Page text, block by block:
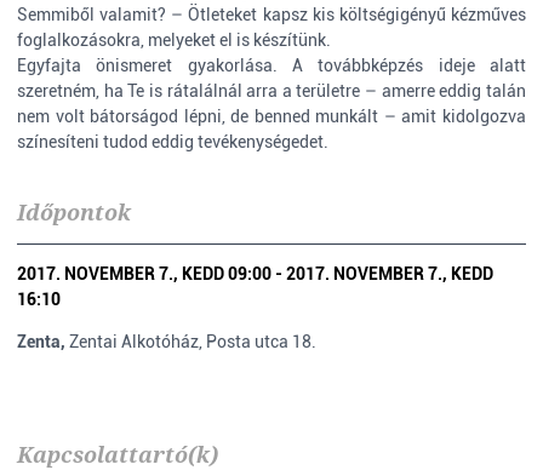
Semmiből valamit? – Ötleteket kapsz kis költségigényű kézműves
foglalkozásokra, melyeket el is készítünk.
Egyfajta önismeret gyakorlása. A továbbképzés ideje alatt
szeretném, ha Te is rátalálnál arra a területre – amerre eddig talán
nem volt bátorságod lépni, de benned munkált – amit kidolgozva
színesíteni tudod eddig tevékenységedet.
Időpontok
2017. NOVEMBER 7., KEDD 09:00 - 2017. NOVEMBER 7., KEDD
16:10
Zenta, Zentai Alkotóház, Posta utca 18.
Kapcsolattartó(k)